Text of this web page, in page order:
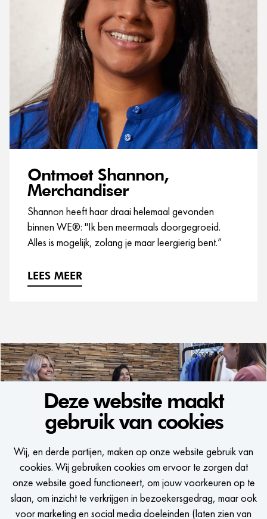
Deze website maakt
gebruik van cookies
Wij, en derde partijen, maken op onze website gebruik van
cookies. Wij gebruiken cookies om ervoor te zorgen dat
onze website goed functioneert, om jouw voorkeuren op te
slaan, om inzicht te verkrijgen in bezoekersgedrag, maar ook
voor marketing en social media doeleinden (laten zien van
Ontmoet Shannon,
Merchandiser
Shannon heeft haar draai helemaal gevonden
binnen WE®: "Ik ben meermaals doorgegroeid.
Alles is mogelijk, zolang je maar leergierig bent.”
LEES MEER
WE WOULD LIKE
TO KEEP IN TOUCH
Een seintje krijgen zodra er een passende vacature is?